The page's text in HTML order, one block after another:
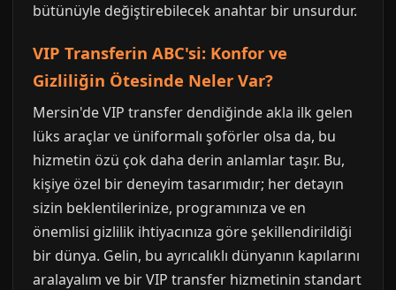
bütünüyle değiştirebilecek anahtar bir unsurdur.
VIP Transferin ABC'si: Konfor ve
Gizliliğin Ötesinde Neler Var?
Mersin'de VIP transfer dendiğinde akla ilk gelen
lüks araçlar ve üniformalı şoförler olsa da, bu
hizmetin özü çok daha derin anlamlar taşır. Bu,
kişiye özel bir deneyim tasarımıdır; her detayın
sizin beklentilerinize, programınıza ve en
önemlisi gizlilik ihtiyacınıza göre şekillendirildiği
bir dünya. Gelin, bu ayrıcalıklı dünyanın kapılarını
aralayalım ve bir VIP transfer hizmetinin standart